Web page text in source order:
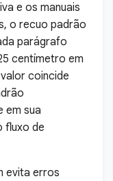
e os manuais
o recuo padrão
parágrafo
centímetro em
coincide
em sua
fluxo de
evita erros